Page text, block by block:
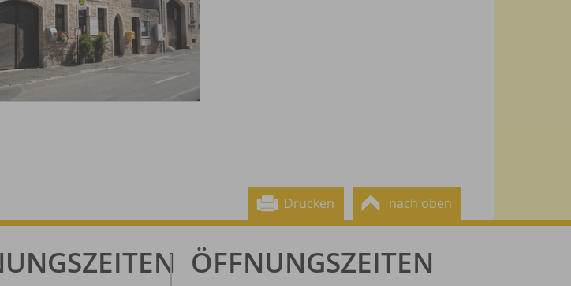
Drucken nach oben
ÖFFNUNGSZEITEN